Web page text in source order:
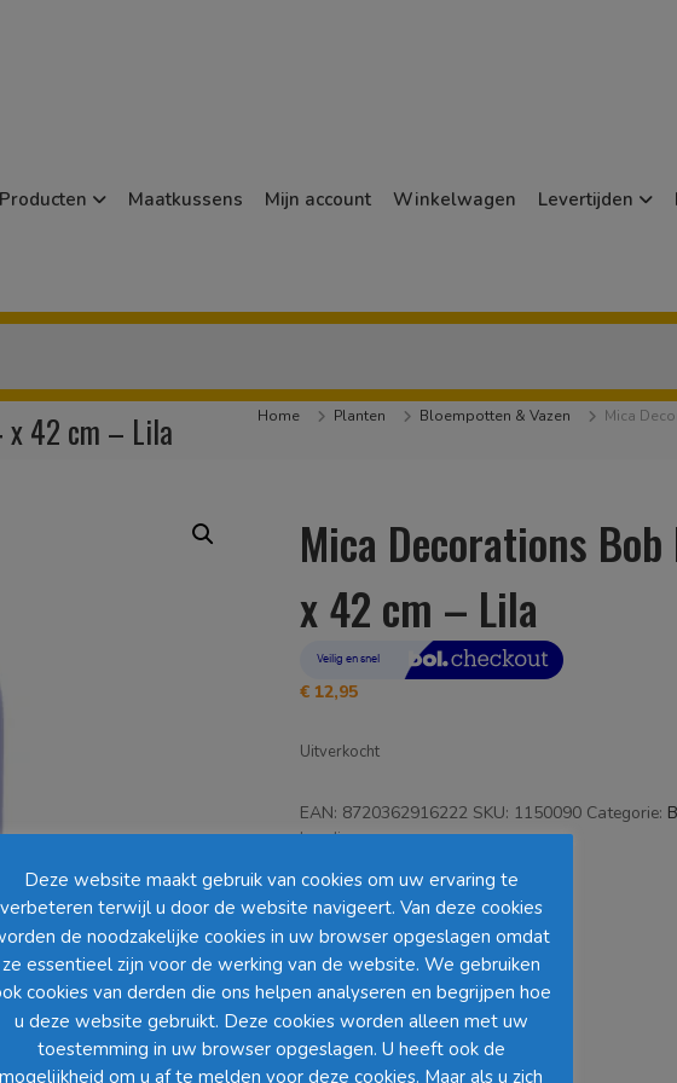
Producten Maatkussens Mijn account Winkelwagen Levertijden
x 42 cm – Lila Home Planten Bloempotten & Vazen Mica
Mica Decorations
x 42 cm – Lila
€ 12,95
Uitverkocht
EAN: 8720362916222 SKU: 1150090 Categorie:
Loading...
Barcode:
10% korting vanaf 2 stuks
Deze website maakt gebruik van cookies om uw ervaring te
verbeteren terwijl u door de website navigeert. Van deze cookies
de noodzakelijke cookies in uw browser opgeslagen omdat
ze essentieel zijn voor de werking van de website. We gebruiken
cookies van derden die ons helpen analyseren en begrijpen hoe
u deze website gebruikt. Deze cookies worden alleen met uw
toestemming in uw browser opgeslagen. U heeft ook de
mogelijkheid om u af te melden voor deze cookies. Maar als u zich